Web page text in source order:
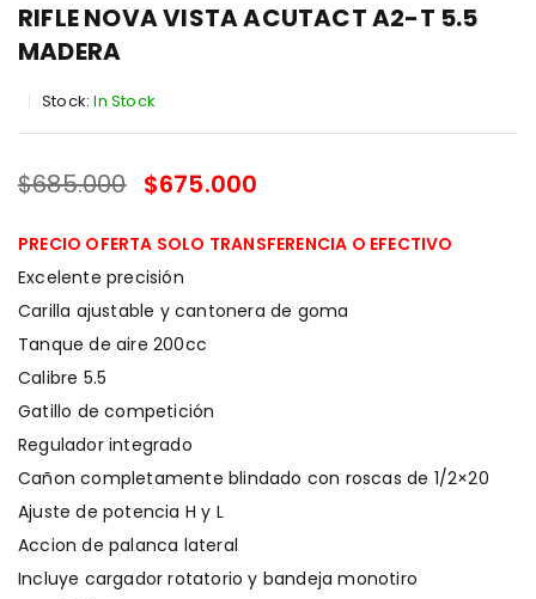
RIFLE NOVA VISTA ACUTACT A2-T 5.5
MADERA
Stock: In Stock
SALE ENDS IN:
$685.000 $675.000
PRECIO OFERTA SOLO TRANSFERENCIA O EFECTIVO
Excelente precisión
Carilla ajustable y cantonera de goma
Tanque de aire 200cc
Calibre 5.5
Gatillo de competición
Regulador integrado
Cañon completamente blindado con roscas de 1/2×20
Ajuste de potencia H y L
Accion de palanca lateral
Incluye cargador rotatorio y bandeja monotiro